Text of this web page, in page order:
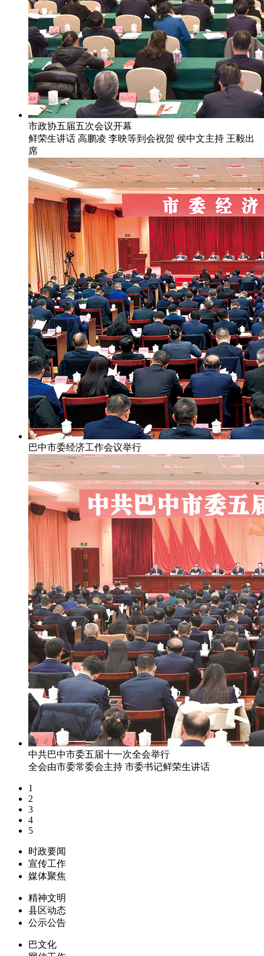
市政协五届五次会议开幕
鲜荣生讲话 高鹏凌 李映等到会祝贺 侯中文主持 王毅出
席
巴中市委经济工作会议举行
中共巴中市委五届十一次全会举行
全会由市委常委会主持 市委书记鲜荣生讲话
1
2
3
4
5
时政要闻
宣传工作
媒体聚焦
精神文明
县区动态
公示公告
巴文化